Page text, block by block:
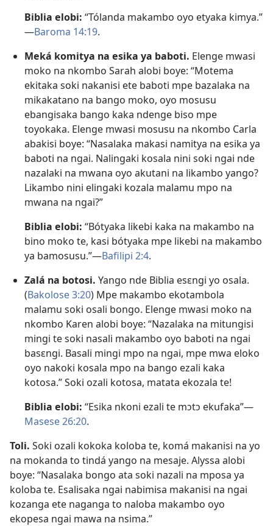
Biblia elobi: “Tólanda makambo oyo etyaka kimya.”​
—Baroma 14:19.
Meká komitya na esika ya baboti. Elenge mwasi
moko na nkombo Sarah alobi boye: “Motema
ekitaka soki nakanisi ete baboti mpe bazalaka na
mikakatano na bango moko, oyo mosusu
ebangisaka bango kaka ndenge biso mpe
toyokaka. Elenge mwasi mosusu na nkombo Carla
abakisi boye: “Nasalaka makasi namitya na esika ya
baboti na ngai. Nalingaki kosala nini soki ngai nde
nazalaki na mwana oyo akutani na likambo yango?
Likambo nini elingaki kozala malamu mpo na
mwana na ngai?”
Biblia elobi: “Bótyaka likebi kaka na makambo na
bino moko te, kasi bótyaka mpe likebi na makambo
ya bamosusu.”​—Bafilipi 2:4.
Zalá na botosi. Yango nde Biblia esɛngi yo osala.
(Bakolose 3:20) Mpe makambo ekotambola
malamu soki osali bongo. Elenge mwasi moko na
nkombo Karen alobi boye: “Nazalaka na mitungisi
mingi te soki nasali makambo oyo baboti na ngai
basɛngi. Basali mingi mpo na ngai, mpe mwa eloko
oyo nakoki kosala mpo na bango ezali kaka
kotosa.” Soki ozali kotosa, matata ekozala te!
Biblia elobi: “Esika nkoni ezali te mɔtɔ ekufaka”​—
Masese 26:20.
Toli. Soki ozali kokoka koloba te, komá makanisi na yo
na mokanda to tindá yango na mesaje. Alyssa alobi
boye: “Nasalaka bongo ata soki nazali na mposa ya
koloba te. Esalisaka ngai nabimisa makanisi na ngai
kozanga ete naganga to naloba makambo oyo
ekopesa ngai mawa na nsima.”